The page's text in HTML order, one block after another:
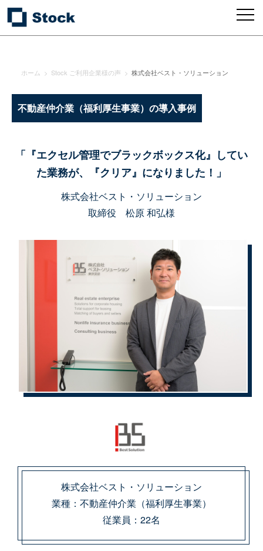
ホーム > Stock ご利用企業様の声 > 株式会社ベスト・ソリューション
不動産仲介業（福利厚生事業）の導入事例
「『エクセル管理でブラックボックス化』してい
た業務が、『クリア』になりました！」
株式会社ベスト・ソリューション
取締役 松原 和弘様
株式会社ベスト・ソリューション
業種：不動産仲介業（福利厚生事業）
従業員：22名